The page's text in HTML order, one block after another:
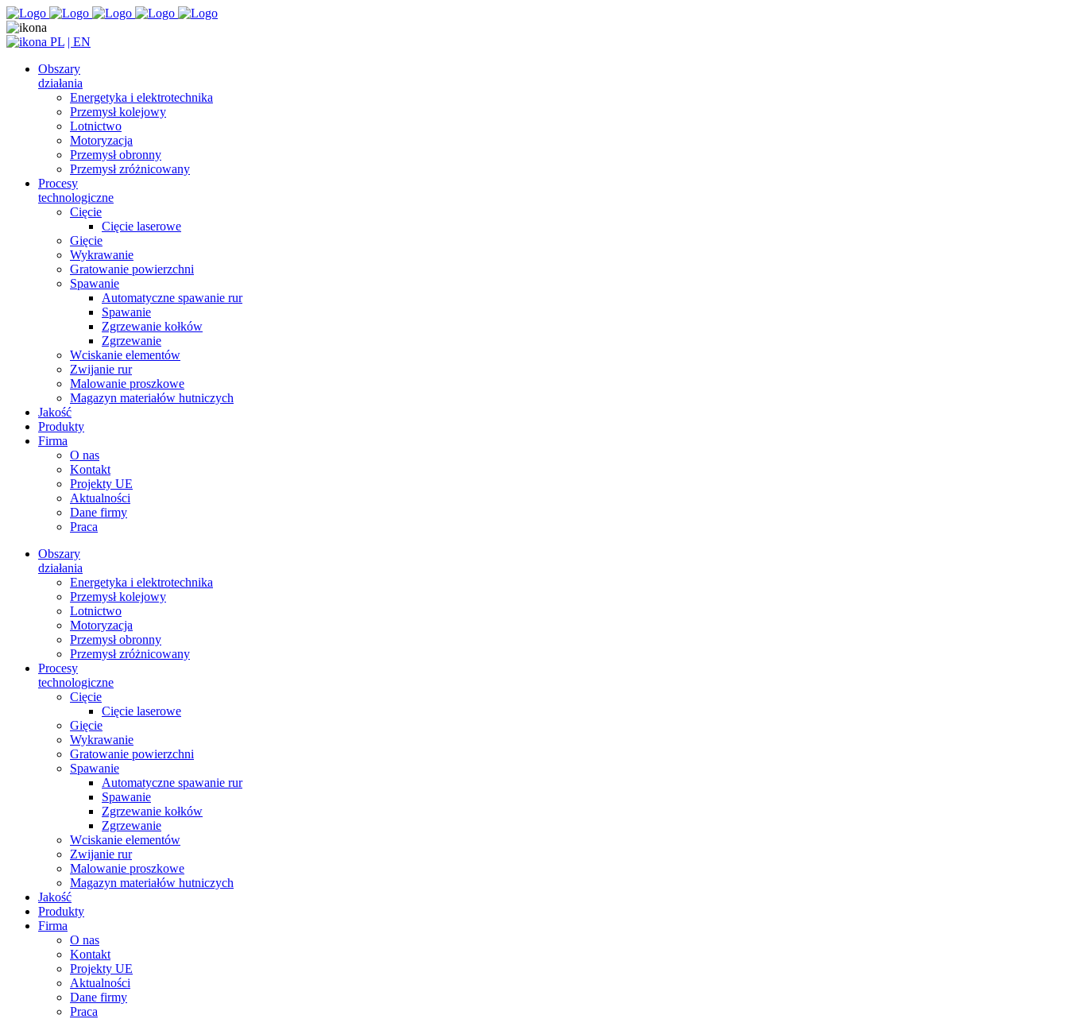
PL | EN
Obszary
działania
Energetyka i elektrotechnika
Przemysł kolejowy
Lotnictwo
Motoryzacja
Przemysł obronny
Przemysł zróżnicowany
Procesy
technologiczne
Cięcie
Cięcie laserowe
Gięcie
Wykrawanie
Gratowanie powierzchni
Spawanie
Automatyczne spawanie rur
Spawanie
Zgrzewanie kołków
Zgrzewanie
Wciskanie elementów
Zwijanie rur
Malowanie proszkowe
Magazyn materiałów hutniczych
Jakość
Produkty
Firma
O nas
Kontakt
Projekty UE
Aktualności
Dane firmy
Praca
Obszary
działania
Energetyka i elektrotechnika
Przemysł kolejowy
Lotnictwo
Motoryzacja
Przemysł obronny
Przemysł zróżnicowany
Procesy
technologiczne
Cięcie
Cięcie laserowe
Gięcie
Wykrawanie
Gratowanie powierzchni
Spawanie
Automatyczne spawanie rur
Spawanie
Zgrzewanie kołków
Zgrzewanie
Wciskanie elementów
Zwijanie rur
Malowanie proszkowe
Magazyn materiałów hutniczych
Jakość
Produkty
Firma
O nas
Kontakt
Projekty UE
Aktualności
Dane firmy
Praca